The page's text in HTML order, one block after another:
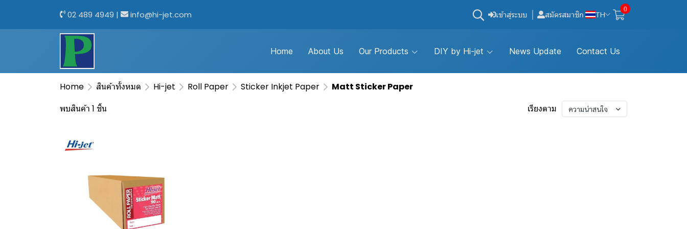
02 489 4949 | info@hi-jet.com เข้าสู่ระบบ สมัครสมาชิก TH
0
Home About Us Our Products DIY by Hi-jet News Update Contact Us
Home สินค้าทั้งหมด Hi-jet Roll Paper Sticker Inkjet Paper
Matt Sticker Paper
พบสินค้า 1 ชิ้น
เรียงตาม ความน่าสนใจ